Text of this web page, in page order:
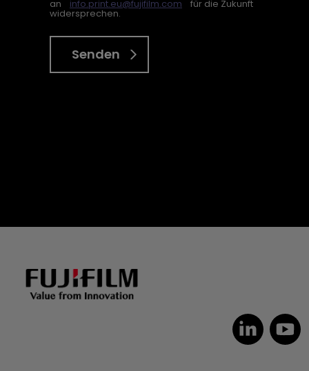
an info.print.eu@fujifilm.com für die Zukunft
widersprechen.
Senden